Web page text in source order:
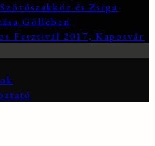
és Zsiga
Göllében
Fesztivál 2017, Kaposvár